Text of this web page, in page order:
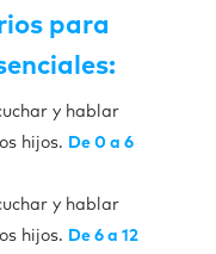
para
y hablar
hijos. De 0 a 6
y hablar
hijos. De 6 a 12